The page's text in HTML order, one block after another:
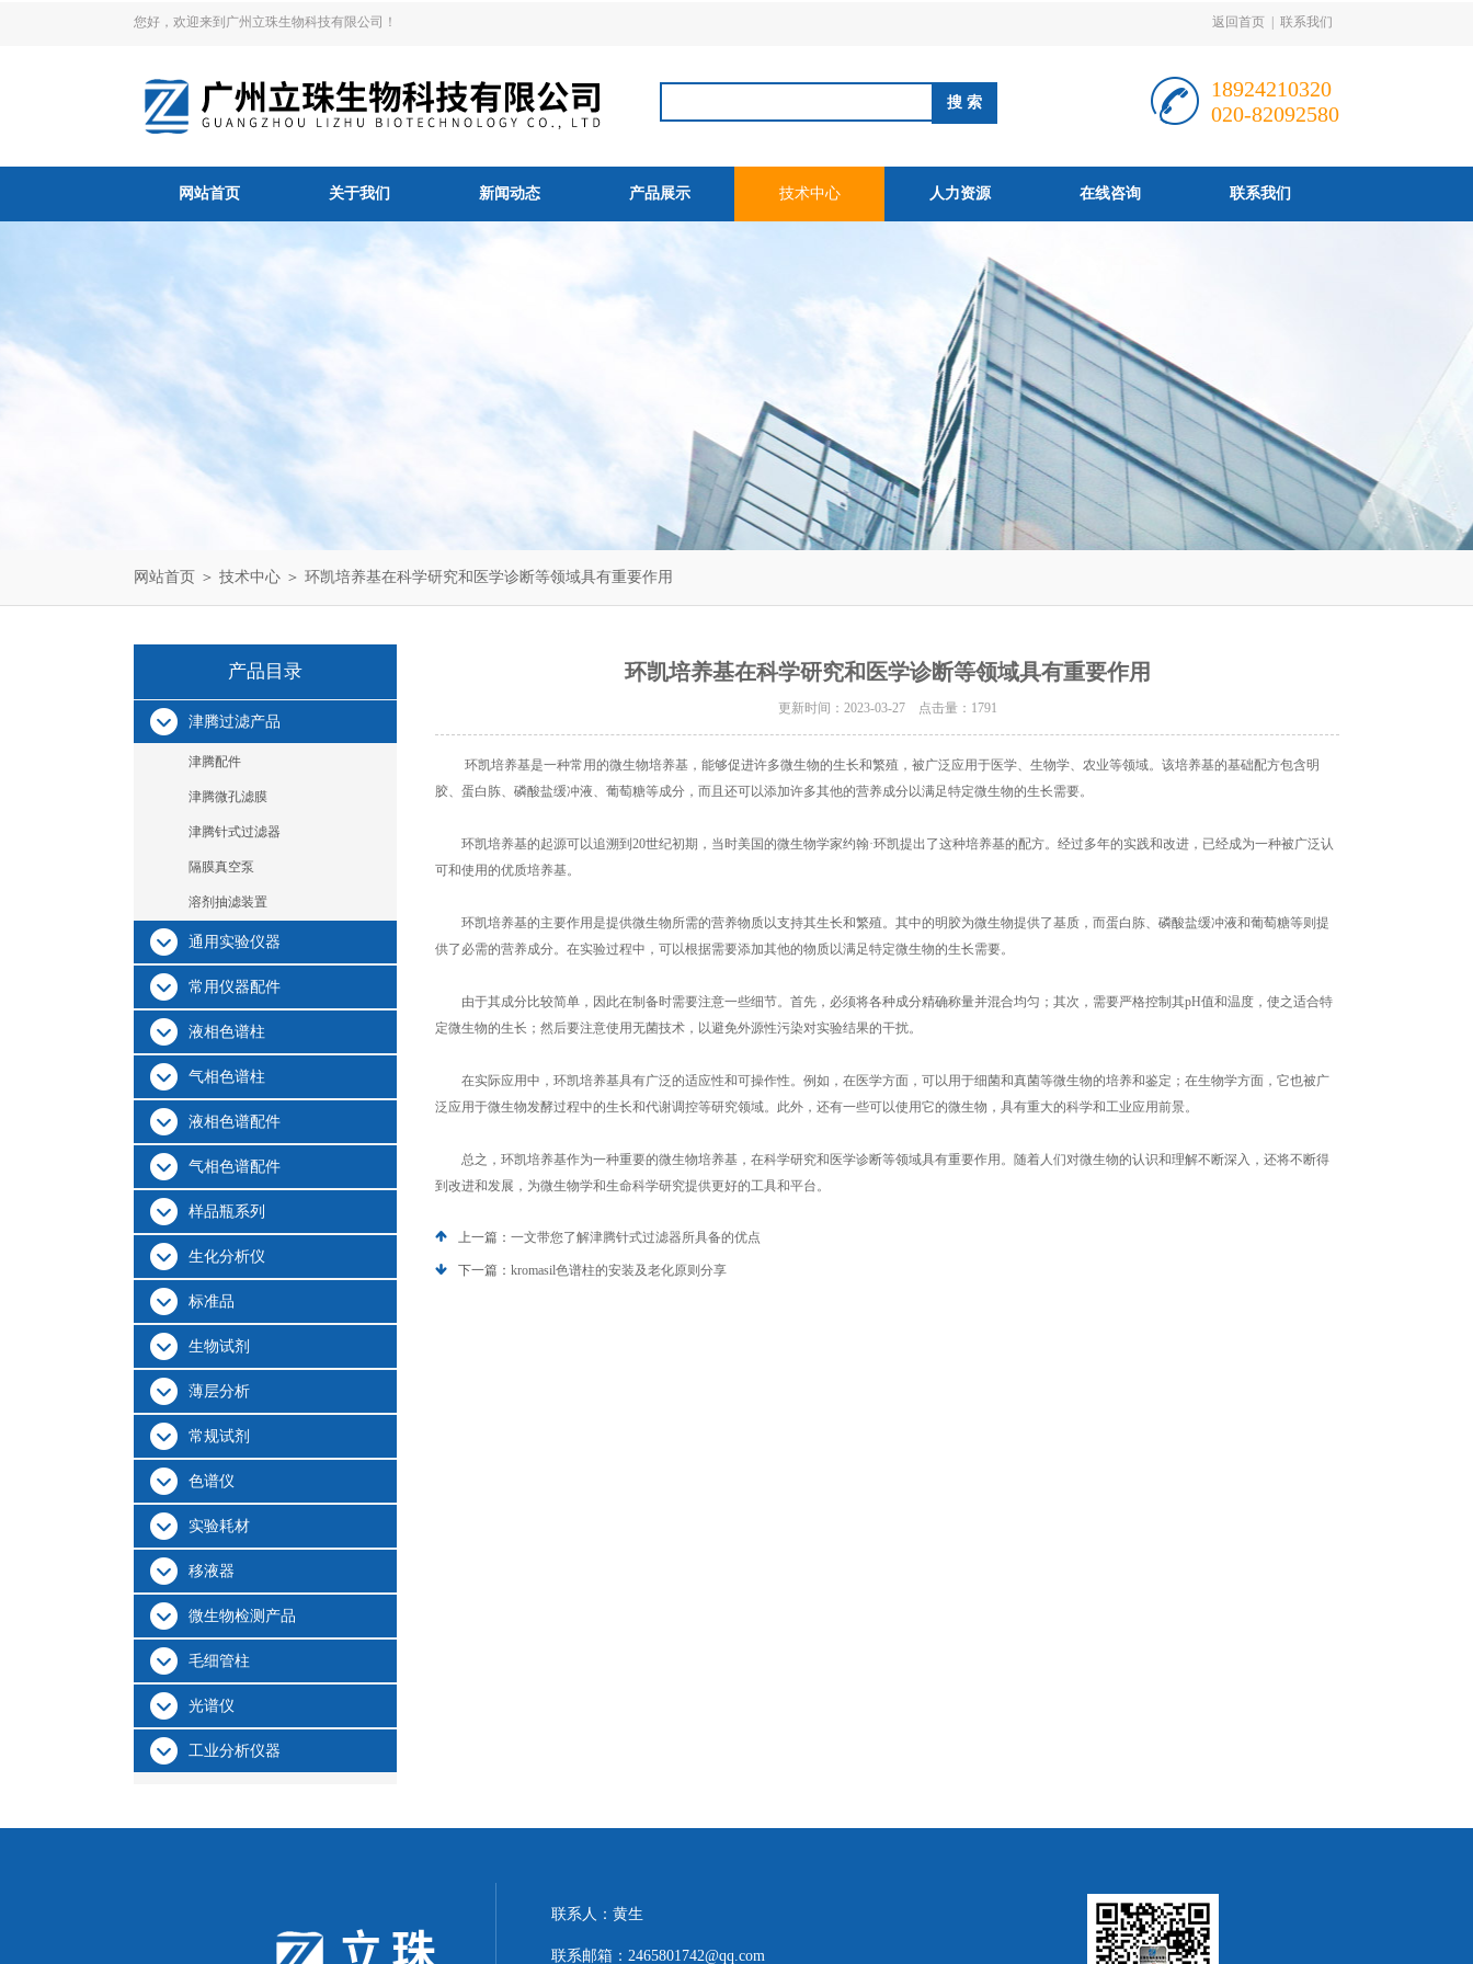
您好，欢迎来到广州立珠生物科技有限公司！ 返回首页 联系我们
18924210320
020-82092580
网站首页 关于我们 新闻动态 产品展示 技术中心 人力资源 在线咨询 联系我们
网站首页 ＞ 技术中心 ＞ 环凯培养基在科学研究和医学诊断等领域具有重要作用
产品目录
津腾过滤产品
津腾配件
津腾微孔滤膜
津腾针式过滤器
隔膜真空泵
溶剂抽滤装置
通用实验仪器
常用仪器配件
液相色谱柱
气相色谱柱
液相色谱配件
气相色谱配件
样品瓶系列
生化分析仪
标准品
生物试剂
薄层分析
常规试剂
色谱仪
实验耗材
移液器
微生物检测产品
毛细管柱
光谱仪
工业分析仪器
环凯培养基在科学研究和医学诊断等领域具有重要作用
更新时间：2023-03-27 点击量： 1791
环凯培养基是一种常用的微生物培养基，能够促进许多微生物的生长和繁殖，被广泛应用于医学、生物学、农业等领域。该培养基的基础配方包含明
胶、蛋白胨、磷酸盐缓冲液、葡萄糖等成分，而且还可以添加许多其他的营养成分以满足特定微生物的生长需要。
环凯培养基的起源可以追溯到20世纪初期，当时美国的微生物学家约翰·环凯提出了这种培养基的配方。经过多年的实践和改进，已经成为一种被广泛认
可和使用的优质培养基。
环凯培养基的主要作用是提供微生物所需的营养物质以支持其生长和繁殖。其中的明胶为微生物提供了基质，而蛋白胨、磷酸盐缓冲液和葡萄糖等则提
供了必需的营养成分。在实验过程中，可以根据需要添加其他的物质以满足特定微生物的生长需要。
由于其成分比较简单，因此在制备时需要注意一些细节。首先，必须将各种成分精确称量并混合均匀；其次，需要严格控制其pH值和温度，使之适合特
定微生物的生长；然后要注意使用无菌技术，以避免外源性污染对实验结果的干扰。
在实际应用中，环凯培养基具有广泛的适应性和可操作性。例如，在医学方面，可以用于细菌和真菌等微生物的培养和鉴定；在生物学方面，它也被广
泛应用于微生物发酵过程中的生长和代谢调控等研究领域。此外，还有一些可以使用它的微生物，具有重大的科学和工业应用前景。
总之，环凯培养基作为一种重要的微生物培养基，在科学研究和医学诊断等领域具有重要作用。随着人们对微生物的认识和理解不断深入，还将不断得
到改进和发展，为微生物学和生命科学研究提供更好的工具和平台。
上一篇： 一文带您了解津腾针式过滤器所具备的优点
下一篇： kromasil色谱柱的安装及老化原则分享
联系人：黄生
联系邮箱：2465801742@qq.com